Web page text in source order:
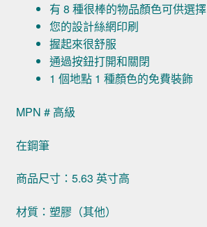
有 8 種很棒的物品顏色可供選擇
您的設計絲網印刷
握起來很舒服
通過按鈕打開和關閉
1 個地點 1 種顏色的免費裝飾
MPN # 高級
在鋼筆
商品尺寸：5.63 英寸高
材質：塑膠（其他）